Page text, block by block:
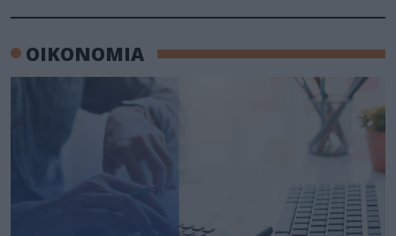
ΟΙΚΟΝΟΜΙΑ